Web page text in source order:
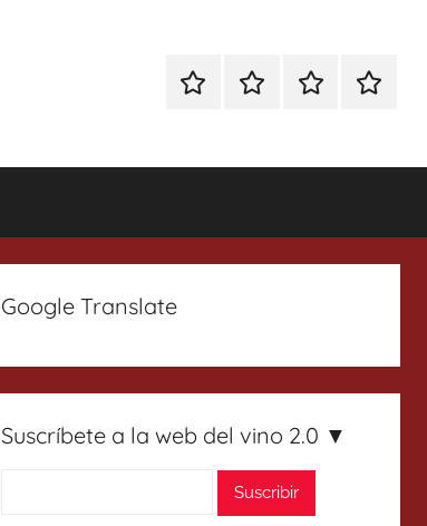
EspecialEnoturismoRanking
Google Translate
Suscríbete a la web del vino 2.0 ▼